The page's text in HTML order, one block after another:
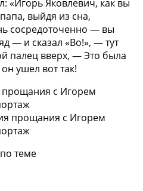
«Игорь Яковлевич, как вы
папа, выйдя из сна,
сосредоточенно — вы
— и сказал «Во!», — тут
палец вверх, — Это была
ушел вот так!
с Игорем
теме